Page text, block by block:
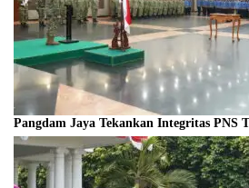
Pangdam Jaya Tekankan Integritas PNS